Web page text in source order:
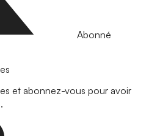
Abonné
et abonnez-vous pour avoir